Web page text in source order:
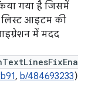
गया है जिसमें
लिस्ट आइटम की
में मदद
, b/484693233)